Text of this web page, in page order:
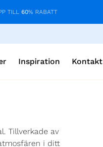
TILL 60% RABATT
Inspiration Kontakt
Tillverkade av
i ditt